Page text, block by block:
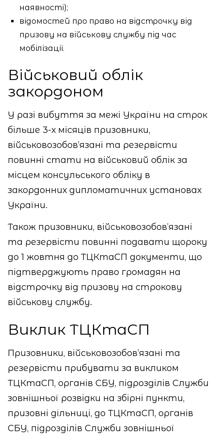
наявності);
відомостей про право на відстрочку від
призову на військову службу під час
мобілізації.
Військовий облік
закордоном
У разі вибуття за межі України на строк
більше 3-х місяців призовники,
військовозобов’язані та резервісти
повинні стати на військовий облік за
місцем консульського обліку в
закордонних дипломатичних установах
України.
Також призовники, військовозобов’язані
та резервісти повинні подавати щороку
до 1 жовтня до ТЦКтаСП документи, що
підтверджують право громадян на
відстрочку від призову на строкову
військову службу.
Виклик ТЦКтаСП
Призовники, військовозобов’язані та
резервісти прибувати за викликом
ТЦКтаСП, органів СБУ, підрозділів Служби
зовнішньої розвідки на збірні пункти,
призовні дільниці, до ТЦКтаСП, органів
СБУ, підрозділів Служби зовнішньої